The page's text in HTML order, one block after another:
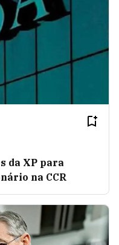
da XP para
na CCR